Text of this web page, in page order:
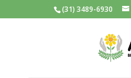
(31) 3489-6930